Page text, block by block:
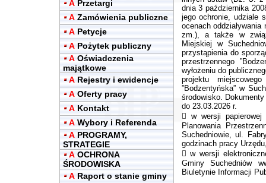
A Przetargi
A Zamówienia publiczne
A Petycje
A Pożytek publiczny
A Oświadczenia
majątkowe
A Rejestry i ewidencje
A Oferty pracy
A Kontakt
A Wybory i Referenda
A PROGRAMY,
STRATEGIE
A OCHRONA
ŚRODOWISKA
A Raport o stanie gminy
dnia 3 października
jego ochronie, udziale
ocenach
zm.), a także w
Miejskiej w
przystąpienia do
przestrzennego
wyłożeniu do
projektu
”Bodzentyńska” w
środowisko.
do 23.03.2026 r.
 w wersji papierowej
Planowania
Suchedniowie, ul.
godzinach pracy
 w wersji
Gminy Suchedniów
Biuletynie Informacji